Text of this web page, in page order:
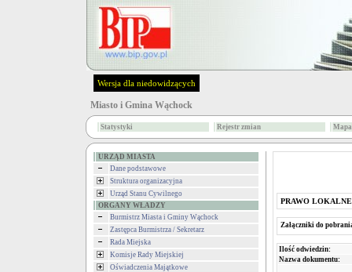
Wersja dla niedowidzących
Miasto i Gmina Wąchock
Statystyki Rejestr zmian
URZĄD MIASTA
Dane podstawowe
Struktura organizacyjna
Urząd Stanu Cywilnego
ORGANY WŁADZY
Burmistrz Miasta i Gminy Wąchock
Zastępca Burmistrza / Sekretarz
Rada Miejska
Komisje Rady Miejskiej
Oświadczenia Majątkowe
PRAWO LOKALNE
Załączniki do
Ilość odwiedzin:
Nazwa dokumentu: